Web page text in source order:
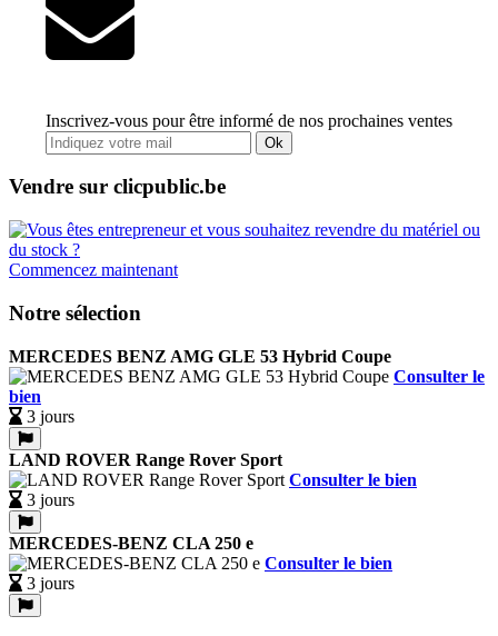
Inscrivez-vous pour être informé de nos prochaines ventes
Ok
Vendre sur clicpublic.be
Commencez maintenant
Notre sélection
MERCEDES BENZ AMG GLE 53 Hybrid Coupe
Consulter le
bien
3 jours
LAND ROVER Range Rover Sport
Consulter le bien
3 jours
MERCEDES-BENZ CLA 250 e
Consulter le bien
3 jours